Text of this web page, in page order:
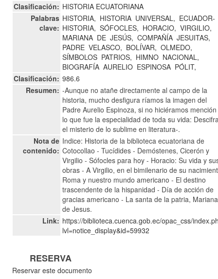
Clasificación: HISTORIA ECUATORIANA
Palabras
clave:
HISTORIA, HISTORIA UNIVERSAL, ECUADOR-
HISTORIA, SÓFOCLES, HORACIO, VIRGILIO,
MARIANA DE JESÚS, COMPAÑÍA JESUITAS,
PADRE VELASCO, BOLÍVAR, OLMEDO,
SÍMBOLOS PATRIOS, HIMNO NACIONAL,
BIOGRAFÍA AURELIO ESPINOSA PÓLIT,
Clasificación: 986.6
Resumen: -Aunque no atañe directamente al campo de la
historia, mucho desfigura ríamos la imagen del
Padre Aurelio Espinoza, si no hiciéramos
lo que fue la especialidad de toda su vida:
el misterio de lo sublime en literatura-.
Nota de
contenido:
Indice: Historia de la biblioteca ecuatoriana de
Cotocollao - Tucídides - Demóstenes, Cicerón y
Virgilio - Sófocles para hoy - Horacio: Su vida y
obras - A Virgilio, en el bimilenario de su
Roma y nuestro mundo americano - El destino
trascendente de la hispanidad - Día de acción de
gracias americano - La santa de la patria, Mariana
de Jesus.
Link: https://biblioteca.cuenca.gob.ec/opac_css/
lvl=notice_display&id=59932
RESERVA
Reservar este documento